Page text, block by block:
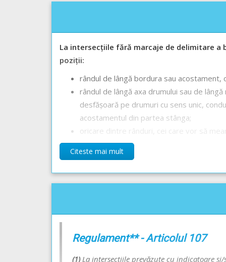
La intersecțiile fără marcaje de delimitare a
poziții:
rândul de lângă bordura sau
rândul de lângă axa drumului sau de
desfășoară pe drumuri cu sens unic,
acostamentul din partea stânga;
oricare dintre rânduri, cei care vor să
Răspunsul corect este: C
Recomandări:
Citeste mai mult
Regulament** - Articolul 107
(1)La intersecțiile prevăzute cu indicatoare